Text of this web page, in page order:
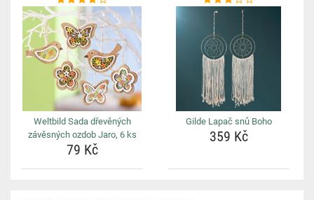
Weltbild Sada dřevěných
závěsných ozdob Jaro, 6 ks
79 Kč
Gilde Lapač snů Boho
359 Kč